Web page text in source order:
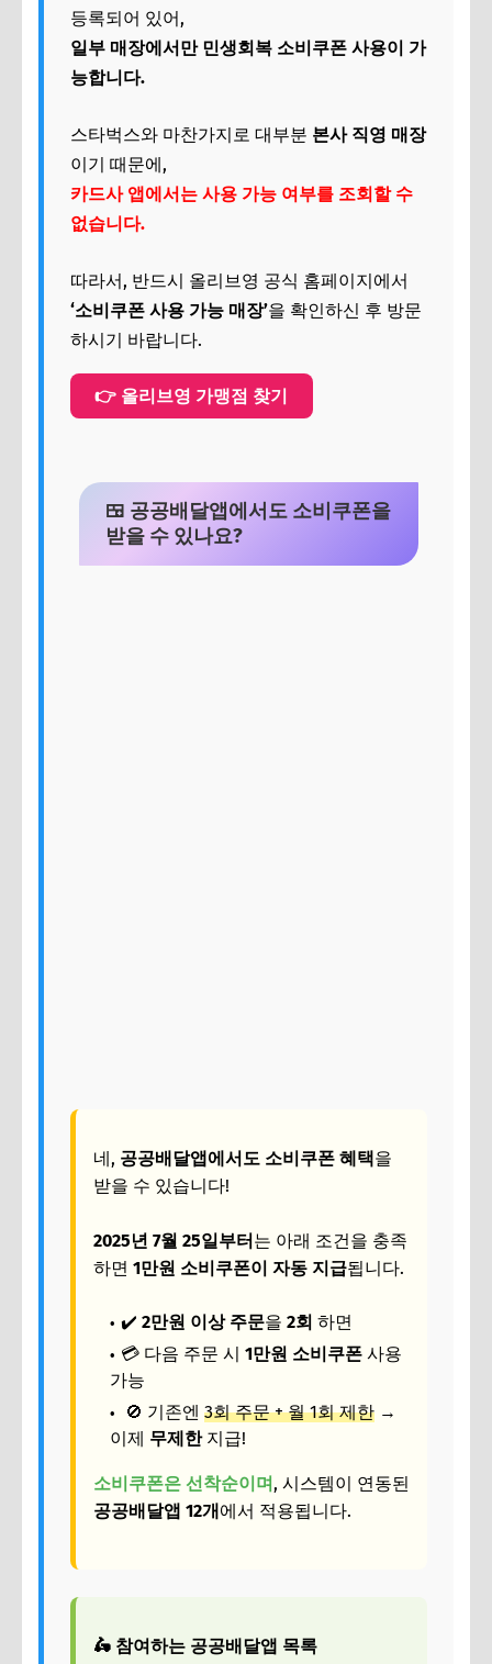
등록되어 있어,
일부 매장에서만 민생회복 소비쿠폰 사용이 가
능합니다.
스타벅스와 마찬가지로 대부분 본사 직영 매장
이기 때문에,
카드사 앱에서는 사용 가능 여부를 조회할 수
없습니다.
따라서, 반드시 올리브영 공식 홈페이지에서
‘소비쿠폰 사용 가능 매장’을 확인하신 후 방문
하시기 바랍니다.
👉 올리브영 가맹점 찾기
🍱 공공배달앱에서도 소비쿠폰을
받을 수 있나요?
네, 공공배달앱에서도 소비쿠폰 혜택을
받을 수 있습니다!
2025년 7월 25일부터는 아래 조건을 충족
하면 1만원 소비쿠폰이 자동 지급됩니다.
✔️ 2만원 이상 주문을 2회 하면
💳 다음 주문 시 1만원 소비쿠폰 사용
가능
🚫 기존엔 3회 주문 + 월 1회 제한 →
이제 무제한지급!
소비쿠폰은 선착순이며, 시스템이 연동된
공공배달앱 12개에서 적용됩니다.
🛵 참여하는 공공배달앱 목록